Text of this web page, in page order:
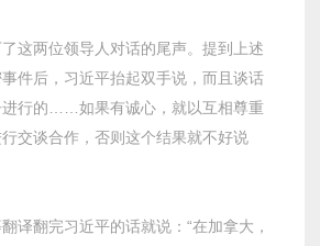
这两位领导人对话的尾声。提到上述
件后，习近平抬起双手说，而且谈话
进行的……如果有诚心，就以互相尊重
交谈合作，否则这个结果就不好说
译翻完习近平的话就说：“在加拿大，